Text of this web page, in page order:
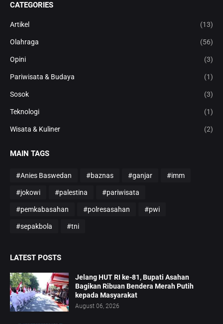
CATEGORIES
Artikel (13)
Olahraga (56)
Opini (3)
Pariwisata & Budaya (1)
Sosok (3)
Teknologi (1)
Wisata & Kuliner (2)
MAIN TAGS
#Anies Baswedan #baznas #ganjar #imm
#jokowi #palestina #pariwisata
#pemkabasahan #polresasahan #pwi
#sepakbola #tni
LATEST POSTS
Jelang HUT RI ke-81, Bupati Asahan
Bagikan Ribuan Bendera Merah Putih
kepada Masyarakat
August 06, 2026